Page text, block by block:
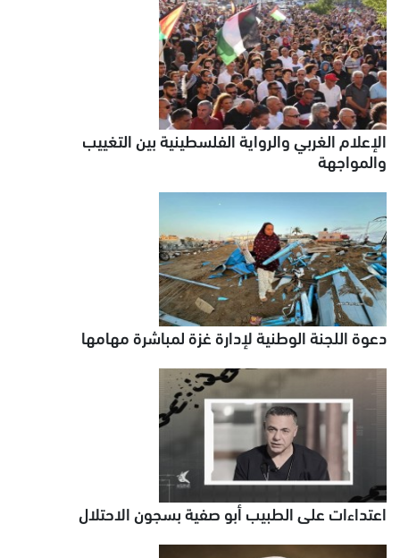
الإعلام الغربي والرواية الفلسطينية بين التغييب
والمواجهة
دعوة اللجنة الوطنية لإدارة غزة لمباشرة مهامها
اعتداءات على الطبيب أبو صفية بسجون الاحتلال